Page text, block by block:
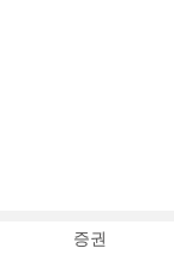
증권